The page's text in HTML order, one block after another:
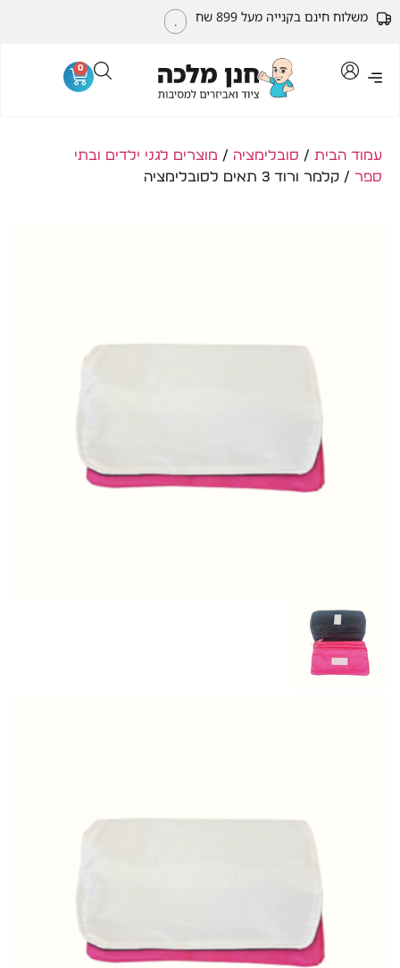
משלוח חינם בקנייה מעל 899 שח .
0
עמוד הבית / סובלימציה / מוצרים לגני ילדים ובתי
ספר / קלמר ורוד 3 תאים לסובלימציה